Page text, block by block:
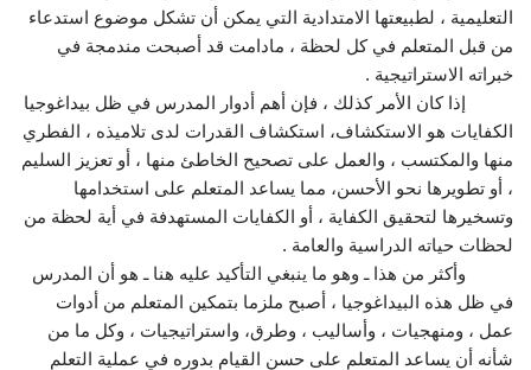
التعليمية ، لطبيعتها الامتدادية التي يمكن أن تشكل موضوع استدعاء
من قبل المتعلم في كل لحظة ، مادامت قد أصبحت مندمجة في
خبراته الاستراتيجية .
إذا كان الأمر كذلك ، فإن أهم أدوار المدرس في ظل بيداغوجيا
الكفايات هو الاستكشاف، استكشاف القدرات لدى تلاميذه ، الفطري
منها والمكتسب ، والعمل على تصحيح الخاطئ منها ، أو تعزيز السليم
، أو تطويرها نحو الأحسن، مما يساعد المتعلم على استخدامها
وتسخيرها لتحقيق الكفاية ، أو الكفايات المستهدفة في أية لحظة من
لحظات حياته الدراسية والعامة .
وأكثر من هذا ـ وهو ما ينبغي التأكيد عليه هنا ـ هو أن المدرس
في ظل هذه البيداغوجيا ، أصبح ملزما بتمكين المتعلم من أدوات
عمل ، ومنهجيات ، وأساليب ، وطرق، واستراتيجيات ، وكل ما من
شأنه أن يساعد المتعلم على حسن القيام بدوره في عملية التعلم